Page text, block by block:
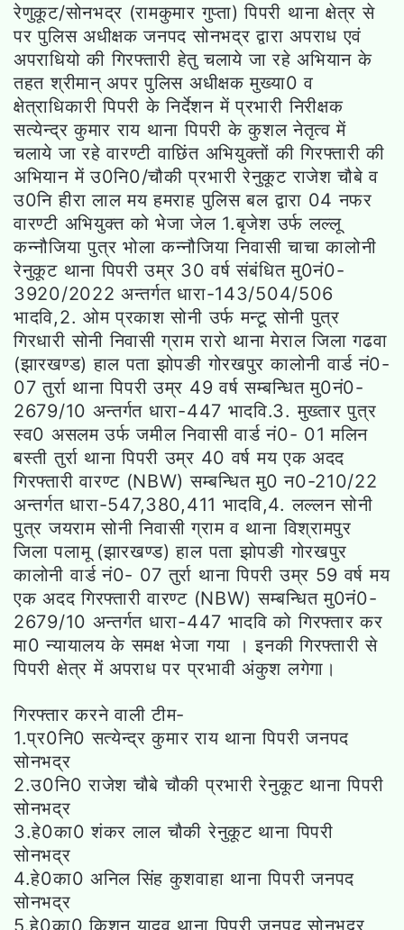
रेणुकूट/सोनभद्र (रामकुमार गुप्ता) पिपरी थाना क्षेत्र से
पर पुलिस अधीक्षक जनपद सोनभद्र द्वारा अपराध एवं
अपराधियो की गिरफ्तारी हेतु चलाये जा रहे अभियान के
तहत श्रीमान् अपर पुलिस अधीक्षक मुख्या0 व
क्षेत्राधिकारी पिपरी के निर्देशन में प्रभारी निरीक्षक
सत्येन्द्र कुमार राय थाना पिपरी के कुशल नेतृत्व में
चलाये जा रहे वारण्टी वाछिंत अभियुक्तों की गिरफ्तारी की
अभियान में उ0नि0/चौकी प्रभारी रेनुकूट राजेश चौबे व
उ0नि हीरा लाल मय हमराह पुलिस बल द्वारा 04 नफर
वारण्टी अभियुक्त को भेजा जेल 1.बृजेश उर्फ लल्लू
कन्नौजिया पुत्र भोला कन्नौजिया निवासी चाचा कालोनी
रेनुकूट थाना पिपरी उम्र 30 वर्ष संबंधित मु0नं0-
3920/2022 अन्तर्गत धारा-143/504/506
भादवि,2. ओम प्रकाश सोनी उर्फ मन्टू सोनी पुत्र
गिरधारी सोनी निवासी ग्राम रारो थाना मेराल जिला गढवा
(झारखण्ड) हाल पता झोपङी गोरखपुर कालोनी वार्ड नं0-
07 तुर्रा थाना पिपरी उम्र 49 वर्ष सम्बन्धित मु0नं0-
2679/10 अन्तर्गत धारा-447 भादवि.3. मुख्तार पुत्र
स्व0 असलम उर्फ जमील निवासी वार्ड नं0- 01 मलिन
बस्ती तुर्रा थाना पिपरी उम्र 40 वर्ष मय एक अदद
गिरफ्तारी वारण्ट (NBW) सम्बन्धित मु0 न0-210/22
अन्तर्गत धारा-547,380,411 भादवि,4. लल्लन सोनी
पुत्र जयराम सोनी निवासी ग्राम व थाना विश्रामपुर
जिला पलामू (झारखण्ड) हाल पता झोपङी गोरखपुर
कालोनी वार्ड नं0- 07 तुर्रा थाना पिपरी उम्र 59 वर्ष मय
एक अदद गिरफ्तारी वारण्ट (NBW) सम्बन्धित मु0नं0-
2679/10 अन्तर्गत धारा-447 भादवि को गिरफ्तार कर
मा0 न्यायालय के समक्ष भेजा गया । इनकी गिरफ्तारी से
पिपरी क्षेत्र में अपराध पर प्रभावी अंकुश लगेगा।
गिरफ्तार करने वाली टीम-
1.प्र0नि0 सत्येन्द्र कुमार राय थाना पिपरी जनपद
सोनभद्र
2.उ0नि0 राजेश चौबे चौकी प्रभारी रेनुकूट थाना पिपरी
सोनभद्र
3.हे0का0 शंकर लाल चौकी रेनुकूट थाना पिपरी
सोनभद्र
4.हे0का0 अनिल सिंह कुशवाहा थाना पिपरी जनपद
सोनभद्र
5.हे0का0 किशन यादव थाना पिपरी जनपद सोनभद्र